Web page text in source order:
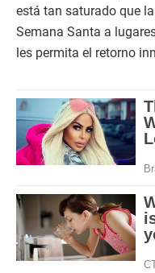
está tan saturado que
Semana Santa a
les permita el retorno